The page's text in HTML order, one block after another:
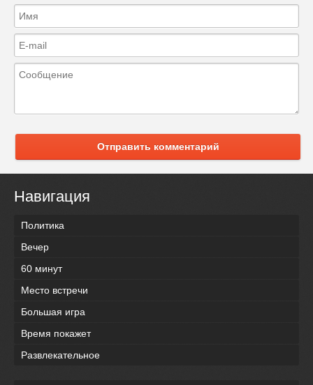
Отправить комментарий
Навигация
Политика
Вечер
60 минут
Место встречи
Большая игра
Время покажет
Развлекательное